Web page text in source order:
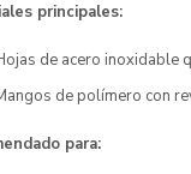
principales:
de acero inoxidable
de polímero con
para: